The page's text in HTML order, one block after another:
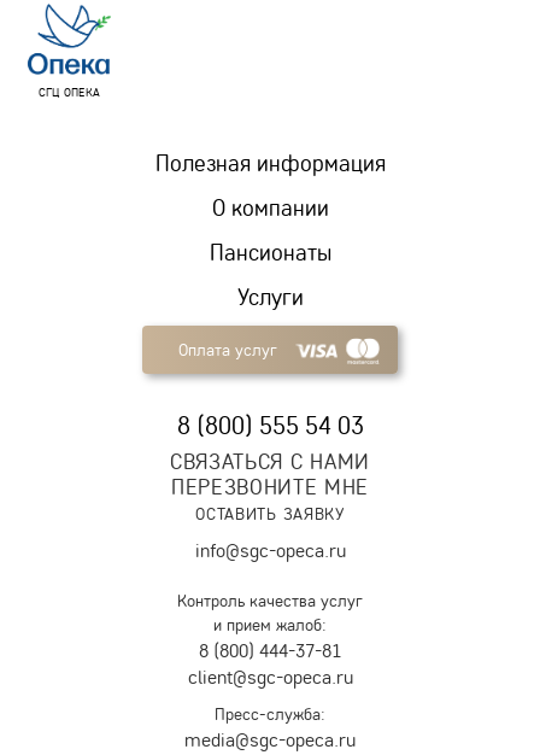
СГЦ ОПЕКА
Пансионаты
Услуги
Полезная информация
О компании
Оплата услуг
8 (800) 555 54 03
СВЯЗАТЬСЯ С НАМИ
ПЕРЕЗВОНИТЕ МНЕ
ОСТАВИТЬ ЗАЯВКУ
info@sgc-opeca.ru
Контроль качества услуг
и прием жалоб:
8 (800) 444-37-81
client@sgc-opeca.ru
Пресс-служба:
media@sgc-opeca.ru